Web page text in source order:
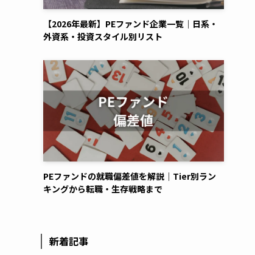
【2026年最新】PEファンド企業一覧｜日系・
外資系・投資スタイル別リスト
PEファンドの就職偏差値を解説｜Tier別ラン
キングから転職・生存戦略まで
新着記事